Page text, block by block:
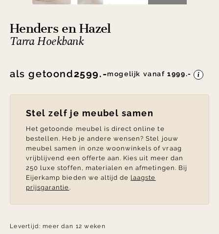
Henders en Hazel
Tarra Hoekbank
als getoond2599.-mogelijk vanaf 1999.-
Stel zelf je meubel samen
Het getoonde meubel is direct online te
bestellen. Heb je andere wensen? Stel jouw
meubel samen in onze woonwinkels of vraag
vrijblijvend een offerte aan. Kies uit meer dan
250 luxe stoffen, materialen en afmetingen. Bij
Eijerkamp bieden we altijd de laagste
prijsgarantie.
Levertijd: meer dan 12 weken